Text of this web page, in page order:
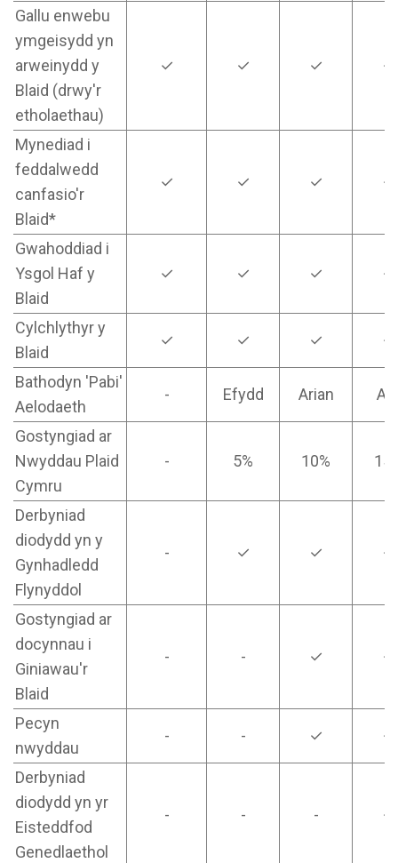
Gallu enwebu
ymgeisydd yn
arweinydd y
Blaid (drwy'r
etholaethau)
✓ ✓ ✓ ✓
Mynediad i
feddalwedd
canfasio'r
Blaid*
✓ ✓ ✓ ✓
Gwahoddiad i
Ysgol Haf y
Blaid
✓ ✓ ✓ ✓
Cylchlythyr y
Blaid
✓ ✓ ✓ ✓
Bathodyn 'Pabi'
Aelodaeth
- Efydd Arian
Gostyngiad ar
Nwyddau Plaid
Cymru
- 5% 10%
Derbyniad
diodydd yn y
Gynhadledd
Flynyddol
- ✓ ✓ ✓
Gostyngiad ar
docynnau i
Giniawau'r
Blaid
- - ✓ ✓
Pecyn
nwyddau
- - ✓ ✓
Derbyniad
diodydd yn yr
Eisteddfod
Genedlaethol
- - - ✓